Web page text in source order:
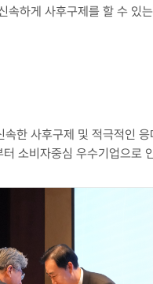
속하게 사후구제를 할 수 있
한 사후구제 및 적극적인
소비자중심 우수기업으로